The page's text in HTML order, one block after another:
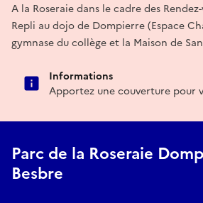
A la Roseraie dans le cadre des
Repli au dojo de Dompierre (Espace
gymnase du collège et la Maison de
Informations
Apportez une couverture pour
Parc de la Roseraie
Besbre